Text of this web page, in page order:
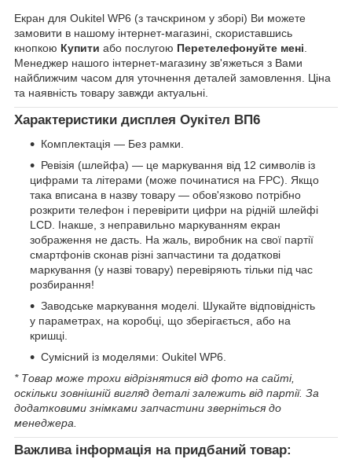
Екран для Oukitel WP6 (з тачскрином у зборі) Ви можете
замовити в нашому інтернет-магазині, скориставшись
кнопкою Купити або послугою Перетелефонуйте мені.
Менеджер нашого інтернет-магазину зв'яжеться з Вами
найближчим часом для уточнення деталей замовлення. Ціна
та наявність товару завжди актуальні.
Характеристики дисплея Оукітел ВП6
Комплектація — Без рамки.
Ревізія (шлейфа) — це маркування від 12 символів із
цифрами та літерами (може починатися на FPC). Якщо
така вписана в назву товару — обов'язково потрібно
розкрити телефон і перевірити цифри на рідній шлейфі
LCD. Інакше, з неправильно маркуванням екран
зображення не дасть. На жаль, виробник на свої партії
смартфонів сконав різні запчастини та додаткові
маркування (у назві товару) перевіряють тільки під час
розбирання!
Заводське маркування моделі. Шукайте відповідність
у параметрах, на коробці, що зберігається, або на
кришці.
Сумісний із моделями: Oukitel WP6.
* Товар може трохи відрізнятися від фото на сайті,
оскільки зовнішній вигляд деталі залежить від партії. За
додатковими знімками запчастини зверніться до
менеджера.
Важлива інформація на придбаний товар: